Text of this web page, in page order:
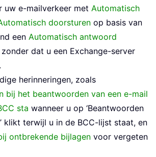
uw e-mailverkeer met Automatisch
doorsturen op basis van
een Automatisch antwoord
dat u een Exchange-server
herinneringen, zoals
bij het beantwoorden van een e-mail
sta wanneer u op ‘Beantwoorden
klikt terwijl u in de BCC-lijst staat, en
ontbrekende bijlagen voor vergeten